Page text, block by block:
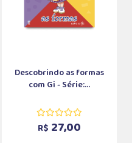
Descobrindo as formas
com Gi - Série:...
R$ 27,00